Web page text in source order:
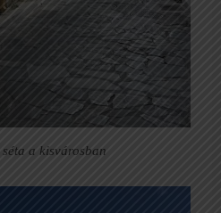
a kisvárosban